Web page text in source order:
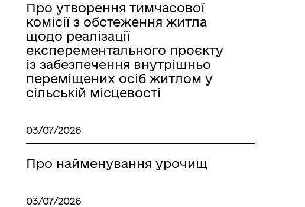
Про утворення тимчасової
комісії з обстеження житла
щодо реалізації
експерементального проєкту
із забезпечення внутрішньо
переміщених осіб житлом у
сільській місцевості
03/07/2026
Про найменування урочищ
03/07/2026